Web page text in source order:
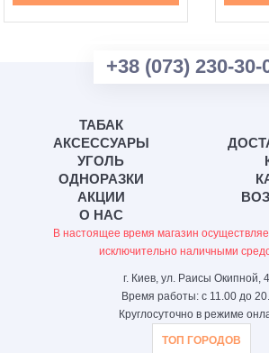
+38 (073) 230-30-
ТАБАК
АКСЕССУАРЫ
УГОЛЬ
ОДНОРАЗКИ
АКЦИИ
О НАС
В настоящее время магазин
исключительно наличными
г. Киев, ул. Раисы Окипной,
Время работы: с 11.00 до
Круглосуточно в режиме
ТОП ГОРОДОВ